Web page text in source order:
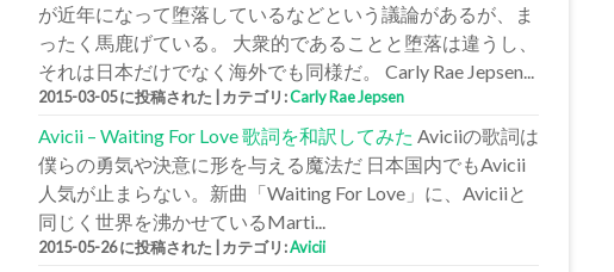
が近年になって堕落しているなどという議論があるが、ま
ったく馬鹿げている。 大衆的であることと堕落は違うし、
それは日本だけでなく海外でも同様だ。 Carly Rae Jepsen...
2015-03-05 に投稿された カテゴリ:Carly Rae Jepsen
Avicii – Waiting For Love 歌詞を和訳してみた Aviciiの歌詞は
僕らの勇気や決意に形を与える魔法だ 日本国内でもAvicii
人気が止まらない。新曲「Waiting For Love」に、Aviciiと
同じく世界を沸かせているMarti...
2015-05-26 に投稿された カテゴリ:Avicii